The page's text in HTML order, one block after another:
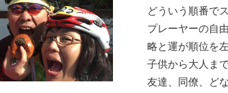
どういう順番で
プレーヤーの自
略と運が順位を
子供から大人ま
友達、同僚、ど